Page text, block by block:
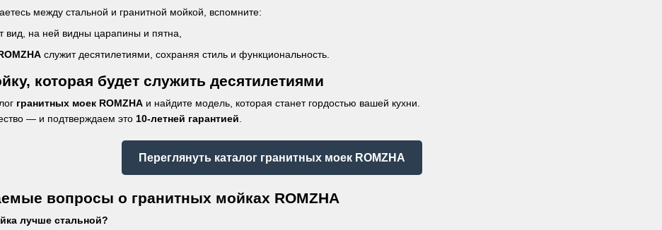
между стальной и гранитной мойкой, вспомните:
вид, на ней видны царапины и пятна,
служит десятилетиями, сохраняя стиль и функциональность.
которая будет служить десятилетиями
гранитных моек ROMZHA и найдите модель, которая станет гордостью вашей кухни.
— и подтверждаем это 10-летней гарантией.
Переглянуть каталог гранитных моек ROMZHA
вопросы о гранитных мойках ROMZHA
лучше стальной?